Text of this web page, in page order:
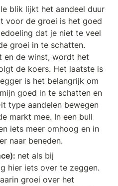
blik lijkt het aandeel duur
voor de groei is het goed
dat je niet te veel
groei in te schatten.
en de winst, wordt het
de koers. Het laatste is
is het belangrijk om
goed in te schatten en
type aandelen bewegen
markt mee. In een bull
iets meer omhoog en in
naar beneden.
net als bij
hier iets over te zeggen.
groei over het